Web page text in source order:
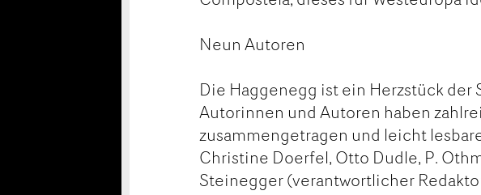
Neun Autoren
Die Haggenegg ist ein Herzstück
Autorinnen und Autoren haben
zusammengetragen und leicht
Christine Doerfel, Otto Dudle, P.
Steinegger (verantwortlicher